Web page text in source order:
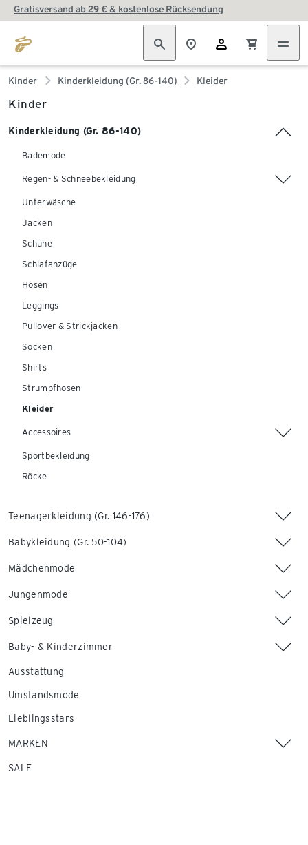
Gratisversand ab 29 € & kostenlose Rücksendung
Kinder Kinderkleidung (Gr. 86-140) Kleider
Kinder
Kinderkleidung (Gr. 86-140)
Bademode
Regen- & Schneebekleidung
Unterwäsche
Jacken
Schuhe
Schlafanzüge
Hosen
Leggings
Pullover & Strickjacken
Socken
Shirts
Strumpfhosen
Kleider
Accessoires
Sportbekleidung
Röcke
Teenagerkleidung (Gr. 146-176)
Babykleidung (Gr. 50-104)
Mädchenmode
Jungenmode
Spielzeug
Baby- & Kinderzimmer
Ausstattung
Umstandsmode
Lieblingsstars
MARKEN
SALE